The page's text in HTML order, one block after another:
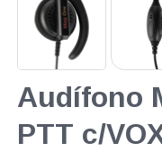
Audífono
PTT c/